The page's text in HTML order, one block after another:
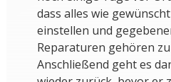
dass alles wie
einstellen und
Reparaturen gehören
Anschließend geht es